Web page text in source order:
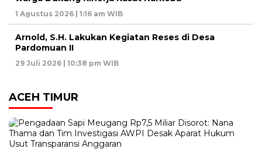
1 Agustus 2026 | 1:16 am WIB
Arnold, S.H. Lakukan Kegiatan Reses di Desa
Pardomuan II
29 Juli 2026 | 10:38 pm WIB
ACEH TIMUR